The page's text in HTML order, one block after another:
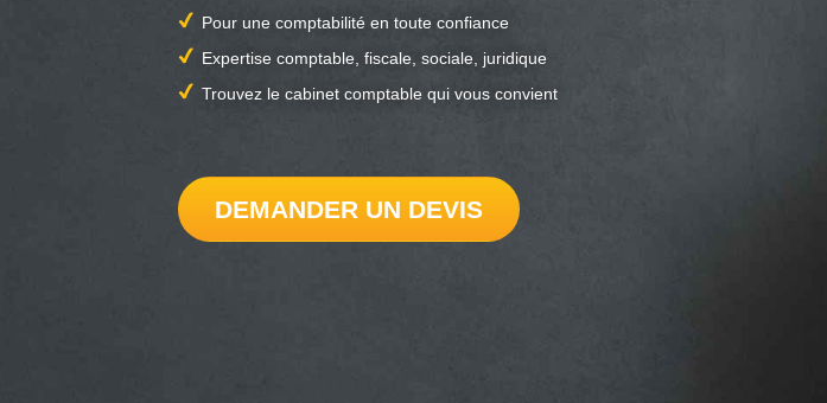
Pour une comptabilité en toute confiance
Expertise comptable, fiscale, sociale, juridique
Trouvez le cabinet comptable qui vous convient
DEMANDER UN DEVIS